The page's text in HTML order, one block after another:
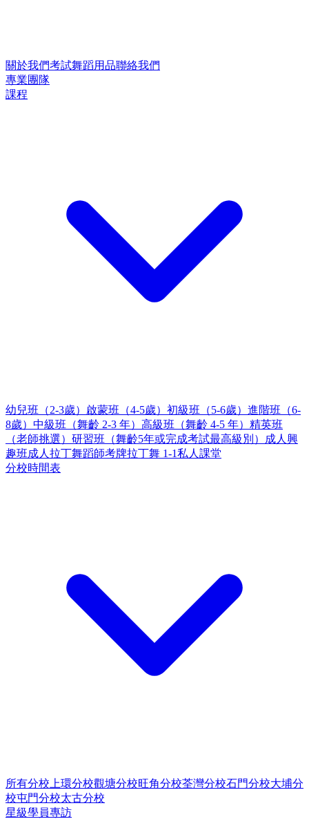
關於我們考試舞蹈用品聯絡我們
專業團隊
課程
幼兒班（2-3歲） 啟蒙班（4-5歲） 初級班（5-6歲） 進階班（6-
8歲） 中級班（舞齡 2-3 年） 高級班（舞齡 4-5 年） 精英班
（老師挑選） 研習班（舞齡5年或完成考試最高級別）
成人興
趣班成人拉丁舞蹈師考牌拉丁舞 1-1私人課堂
分校時間表
所有分校 上環分校觀塘分校旺角分校荃灣分校石門分校大埔分
校屯門分校太古分校
星級學員專訪